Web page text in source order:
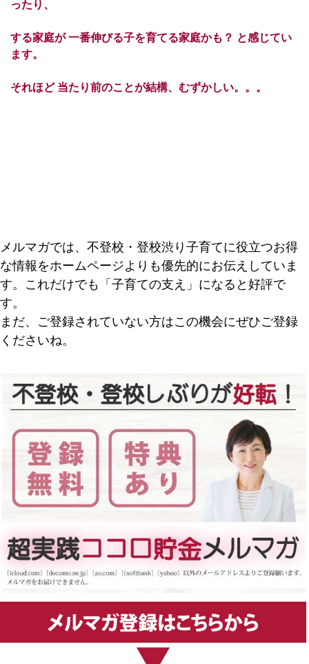
ったり、
する家庭が 一番伸びる子を育てる家庭かも？ と感じてい
ます。
それほど 当たり前のことが結構、むずかしい。。。
メルマガでは、不登校・登校渋り子育てに役立つお得
な情報をホームページよりも優先的にお伝えしていま
す。これだけでも「子育ての支え」になると好評で
す。
まだ、ご登録されていない方はこの機会にぜひご登録
くださいね。